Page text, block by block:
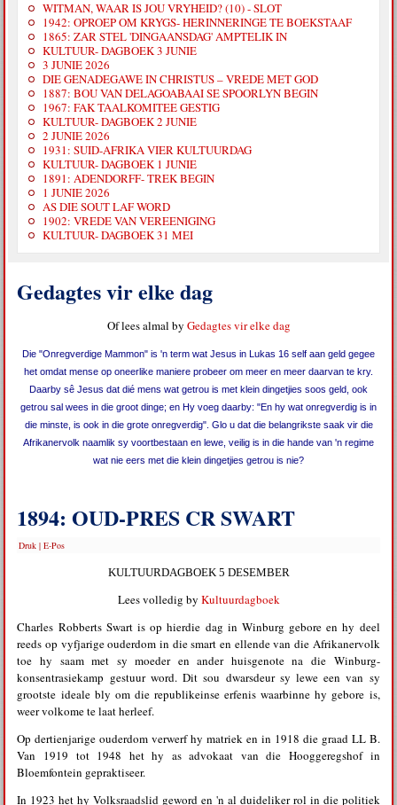
WITMAN, WAAR IS JOU VRYHEID? (10) - SLOT
1942: OPROEP OM KRYGS- HERINNERINGE TE BOEKSTAAF
1865: ZAR STEL 'DINGAANSDAG' AMPTELIK IN
KULTUUR- DAGBOEK 3 JUNIE
3 JUNIE 2026
DIE GENADEGAWE IN CHRISTUS – VREDE MET GOD
1887: BOU VAN DELAGOABAAI SE SPOORLYN BEGIN
1967: FAK TAALKOMITEE GESTIG
KULTUUR- DAGBOEK 2 JUNIE
2 JUNIE 2026
1931: SUID-AFRIKA VIER KULTUURDAG
KULTUUR- DAGBOEK 1 JUNIE
1891: ADENDORFF- TREK BEGIN
1 JUNIE 2026
AS DIE SOUT LAF WORD
1902: VREDE VAN VEREENIGING
KULTUUR- DAGBOEK 31 MEI
Gedagtes vir elke dag
Of lees almal by Gedagtes vir elke dag
Die "Onregverdige Mammon" is 'n term wat Jesus in Lukas 16 self aan geld gegee
het omdat mense op oneerlike maniere probeer om meer en meer daarvan te kry.
Daarby sê Jesus dat dié mens wat getrou is met klein dingetjies soos geld, ook
getrou sal wees in die groot dinge; en Hy voeg daarby: "En hy wat onregverdig is in
die minste, is ook in die grote onregverdig". Glo u dat die belangrikste saak vir die
Afrikanervolk naamlik sy voortbestaan en lewe, veilig is in die hande van 'n regime
wat nie eers met die klein dingetjies getrou is nie?
1894: OUD-PRES CR SWART
Druk |E-Pos
KULTUURDAGBOEK 5 DESEMBER
Lees volledig by Kultuurdagboek
Charles Robberts Swart is op hierdie dag in Winburg gebore en hy deel
reeds op vyfjarige ouderdom in die smart en ellende van die Afrikanervolk
toe hy saam met sy moeder en ander huisgenote na die Winburg-
konsentrasiekamp gestuur word. Dit sou dwarsdeur sy lewe een van sy
grootste ideale bly om die republikeinse erfenis waarbinne hy gebore is,
weer volkome te laat herleef.
Op dertienjarige ouderdom verwerf hy matriek en in 1918 die graad LL B.
Van 1919 tot 1948 het hy as advokaat van die Hooggeregshof in
Bloemfontein gepraktiseer.
In 1923 het hy Volksraadslid geword en 'n al duideliker rol in die politiek